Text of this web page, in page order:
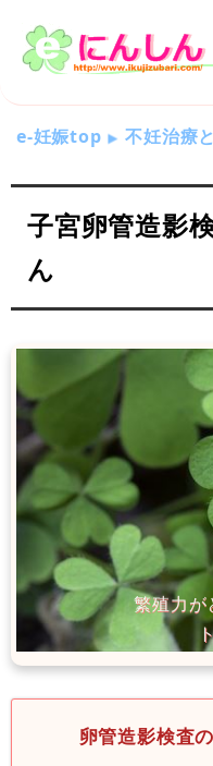
e-妊娠top 不妊治療
子宮卵管造影
ん
卵管造影検査